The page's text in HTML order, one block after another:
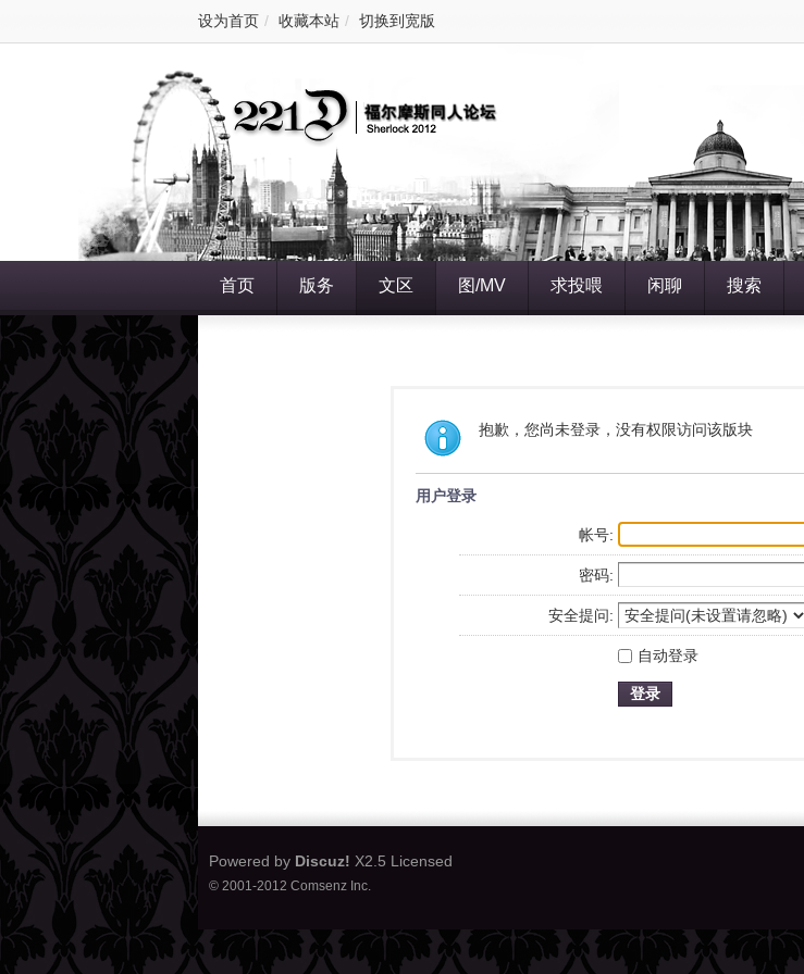
设为首页 / 收藏本站 / 切换到宽版
首页 版务 文区 图/MV 求投喂 闲聊 搜索
抱歉，您尚未登录，没有权限访问该版块
用户登录
帐号:
密码:
安全提问:
自动登录
登录
Powered by Discuz! X2.5 Licensed
© 2001-2012 Comsenz Inc.